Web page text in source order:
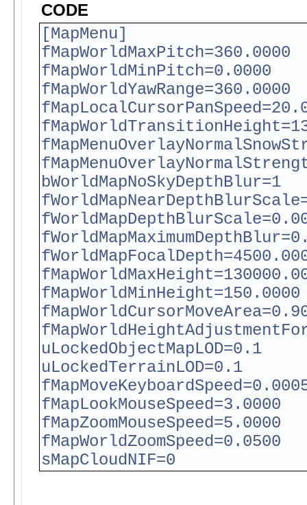
CODE
[MapMenu]
fMapWorldMaxPitch=360.0000
fMapWorldMinPitch=0.0000
fMapWorldYawRange=360.0000
bWorldMapNoSkyDepthBlur=1
fMapWorldMinHeight=150.0000
uLockedObjectMapLOD=0.1
uLockedTerrainLOD=0.1
fMapLookMouseSpeed=3.0000
fMapZoomMouseSpeed=5.0000
fMapWorldZoomSpeed=0.0500
sMapCloudNIF=0